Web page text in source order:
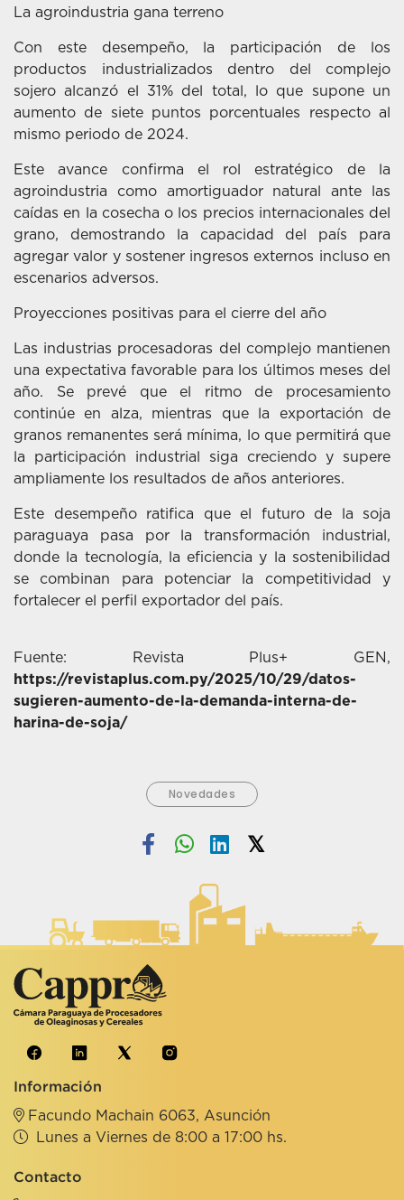
La agroindustria gana terreno
Con este desempeño, la participación de los
productos industrializados dentro del complejo
sojero alcanzó el 31% del total, lo que supone un
aumento de siete puntos porcentuales respecto al
mismo periodo de 2024.
Este avance confirma el rol estratégico de la
agroindustria como amortiguador natural ante las
caídas en la cosecha o los precios internacionales del
grano, demostrando la capacidad del país para
agregar valor y sostener ingresos externos incluso en
escenarios adversos.
Proyecciones positivas para el cierre del año
Las industrias procesadoras del complejo mantienen
una expectativa favorable para los últimos meses del
año. Se prevé que el ritmo de procesamiento
continúe en alza, mientras que la exportación de
granos remanentes será mínima, lo que permitirá que
la participación industrial siga creciendo y supere
ampliamente los resultados de años anteriores.
Este desempeño ratifica que el futuro de la soja
paraguaya pasa por la transformación industrial,
donde la tecnología, la eficiencia y la sostenibilidad
se combinan para potenciar la competitividad y
fortalecer el perfil exportador del país.
Fuente: Revista Plus+ GEN,
https://revistaplus.com.py/2025/10/29/datos-
sugieren-aumento-de-la-demanda-interna-de-
harina-de-soja/
Novedades
Información
Facundo Machain 6063, Asunción
Lunes a Viernes de 8:00 a 17:00 hs.
Contacto